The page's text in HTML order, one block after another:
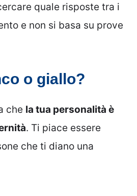
quale risposte tra i
e non si basa su prove
o giallo?
che la tua personalità è
. Ti piace essere
che ti diano una